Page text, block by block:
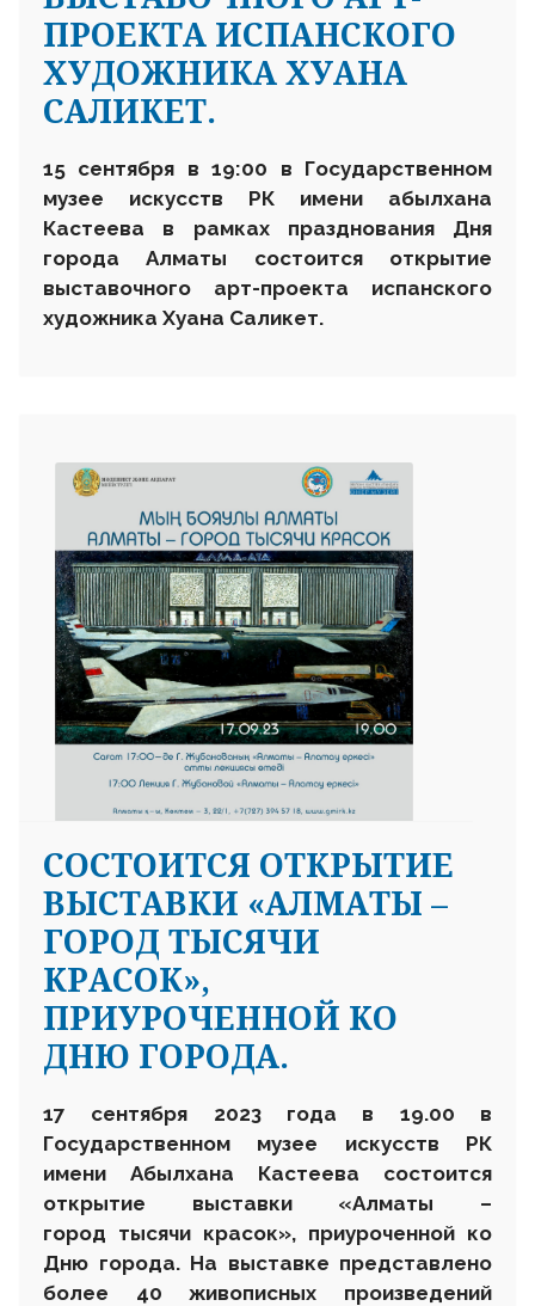
ПРОЕКТА ИСПАНСКОГО
ХУДОЖНИКА ХУАНА
САЛИКЕТ.
15 сентября в 19:00 в Государственном
музее искусств РК имени абылхана
Кастеева в рамках празднования Дня
города Алматы состоится открытие
выставочного арт-проекта испанского
художника Хуана Саликет.
СОСТОИТСЯ ОТКРЫТИЕ
ВЫСТАВКИ «АЛМАТЫ –
ГОРОД ТЫСЯЧИ
КРАСОК»,
ПРИУРОЧЕННОЙ КО
ДНЮ ГОРОДА.
17 сентября 2023 года в 19.00 в
Государственном музее искусств РК
имени Абылхана Кастеева состоится
открытие выставки «Алматы –
город тысячи красок», приуроченной ко
Дню города. На выставке представлено
более 40 живописных произведений